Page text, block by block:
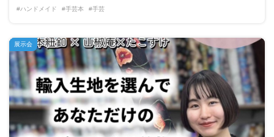
#ハンドメイド #手芸本 #手芸
展示会